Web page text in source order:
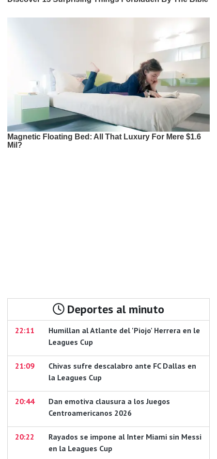
Deportes al minuto
22:11
Humillan al Atlante del 'Piojo' Herrera en le
Leagues Cup
21:09
Chivas sufre descalabro ante FC Dallas en
la Leagues Cup
20:44
Dan emotiva clausura a los Juegos
Centroamericanos 2026
20:22
Rayados se impone al Inter Miami sin Messi
en la Leagues Cup